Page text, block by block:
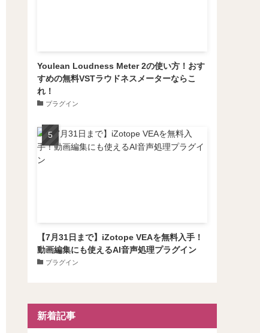
Youlean Loudness Meter 2の使い方！おす
すめの無料VSTラウドネスメーターならこ
れ！
プラグイン
【7月31日まで】iZotope VEAを無料入手！
動画編集にも使えるAI音声処理プラグイン
プラグイン
新着記事